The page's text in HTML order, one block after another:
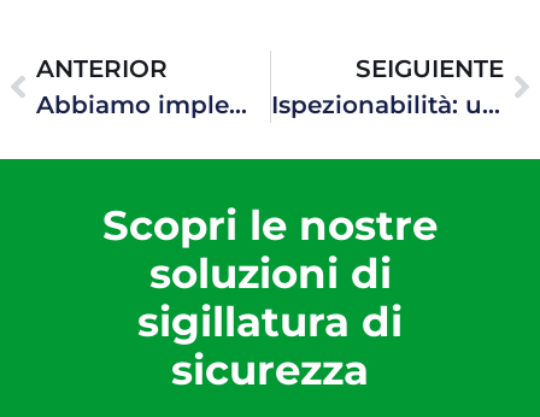
ANTERIOR
Abbiamo implementato un nuovo sistema di cybersicurezza per proteggere efficacemente Hawke Transit System dagli attacchi informatici.
SEIGUIENTE
Ispezionabilità: un aspetto fondamentale nella scelta di un sistema di sigillatura per cavi e tubazioni
Scopri le nostre
soluzioni di
sigillatura di
sicurezza